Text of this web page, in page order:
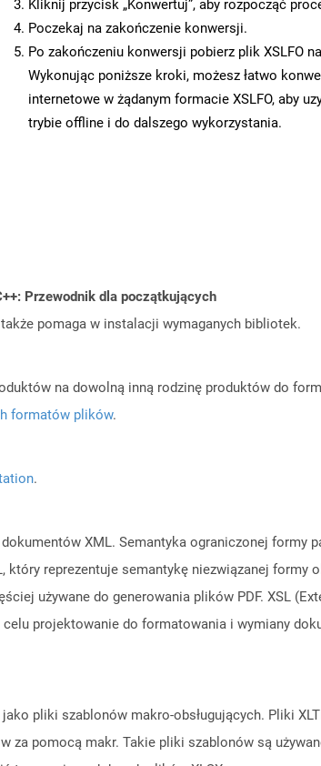
Kliknij przycisk „Konwertuj”, aby rozpocząć
Poczekaj na zakończenie konwersji.
Po zakończeniu konwersji pobierz plik XSLFO
Wykonując poniższe kroki, możesz łatwo
internetowe w żądanym formacie XSLFO, aby
trybie offline i do dalszego wykorzystania.
Przewodnik dla początkujących
pomaga w instalacji wymaganych bibliotek.
na dowolną inną rodzinę produktów do
formatów plików.
.
XML. Semantyka ograniczonej formy
który reprezentuje semantykę niezwiązanej formy
używane do generowania plików PDF. XSL
projektowanie do formatowania i wymiany
pliki szablonów makro-obsługujących. Pliki
za pomocą makr. Takie pliki szablonów są